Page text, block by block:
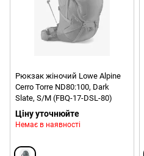
Рюкзак жіночий Lowe Alpine
Cerro Torre ND80:100, Dark
Slate, S/M (FBQ-17-DSL-80)
Ціну уточнюйте
Немає в наявності